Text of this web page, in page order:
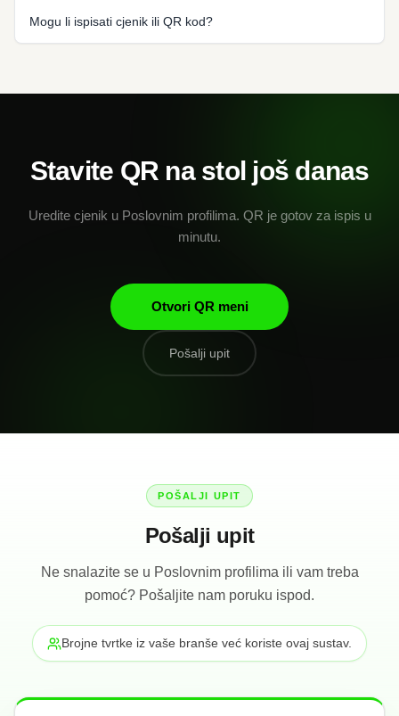
Mogu li ispisati cjenik ili QR kod?
Stavite QR na stol još danas
Uredite cjenik u Poslovnim profilima. QR je gotov za ispis u
minutu.
Otvori QR meni
Pošalji upit
POŠALJI UPIT
Pošalji upit
Ne snalazite se u Poslovnim profilima ili vam treba
pomoć? Pošaljite nam poruku ispod.
Brojne tvrtke iz vaše branše već koriste ovaj sustav.